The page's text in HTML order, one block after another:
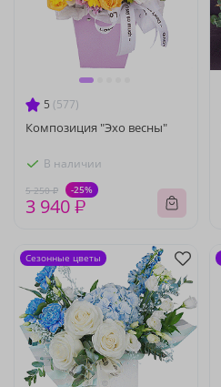
5 (577)
Композиция "Эхо весны"
В наличии
5 250 ₽ -25%
3 940 ₽
Сезонные цветы